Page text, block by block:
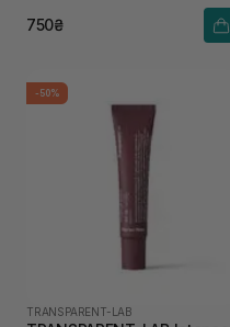
750₴
-50%
TRANSPARENT-LAB